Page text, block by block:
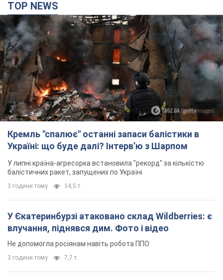
Кремль "спалює" останні запаси балістики в
Україні: що буде далі? Інтерв’ю з Шарпом
У липні країна-агресорка встановила "рекорд" за кількістю
балістичних ракет, запущених по Україні
3 години тому 34,5 т.
У Єкатеринбурзі атаковано склад Wildberries: є
влучання, піднявся дим. Фото і відео
Не допомогла росіянам навіть робота ППО
3 години тому
З 1 вересня українським вчителям підвищать
зарплати: Корецький розкрив деталі
Одночасно з підвищенням зарплат педагогам уряд
анонсував збільшення студентських стипендій
9 годин тому 9,1 т.